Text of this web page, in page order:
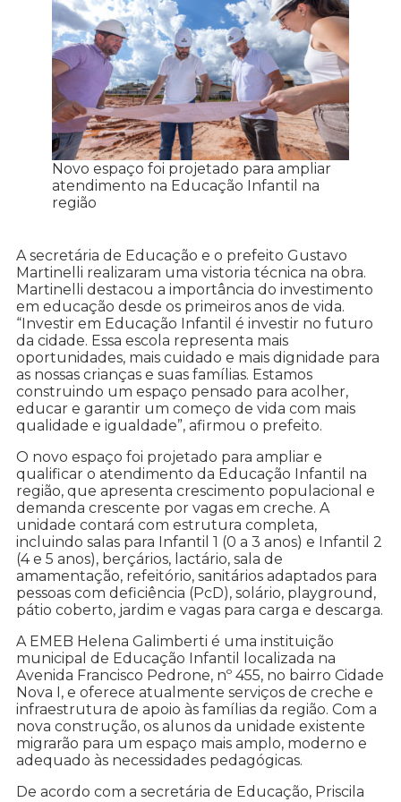
Novo espaço foi projetado para ampliar
atendimento na Educação Infantil na
região
A secretária de Educação e o prefeito Gustavo
Martinelli realizaram uma vistoria técnica na obra.
Martinelli destacou a importância do investimento
em educação desde os primeiros anos de vida.
“Investir em Educação Infantil é investir no futuro
da cidade. Essa escola representa mais
oportunidades, mais cuidado e mais dignidade para
as nossas crianças e suas famílias. Estamos
construindo um espaço pensado para acolher,
educar e garantir um começo de vida com mais
qualidade e igualdade”, afirmou o prefeito.
O novo espaço foi projetado para ampliar e
qualificar o atendimento da Educação Infantil na
região, que apresenta crescimento populacional e
demanda crescente por vagas em creche. A
unidade contará com estrutura completa,
incluindo salas para Infantil 1 (0 a 3 anos) e Infantil 2
(4 e 5 anos), berçários, lactário, sala de
amamentação, refeitório, sanitários adaptados para
pessoas com deficiência (PcD), solário, playground,
pátio coberto, jardim e vagas para carga e descarga.
A EMEB Helena Galimberti é uma instituição
municipal de Educação Infantil localizada na
Avenida Francisco Pedrone, nº 455, no bairro Cidade
Nova I, e oferece atualmente serviços de creche e
infraestrutura de apoio às famílias da região. Com a
nova construção, os alunos da unidade existente
migrarão para um espaço mais amplo, moderno e
adequado às necessidades pedagógicas.
De acordo com a secretária de Educação, Priscila